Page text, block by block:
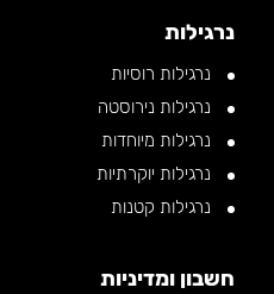
נרגילות
נרגילות רוסיות
נרגילות נירוסטה
נרגילות מיוחדות
נרגילות יוקרתיות
נרגילות קטנות
חשבון ומדיניות